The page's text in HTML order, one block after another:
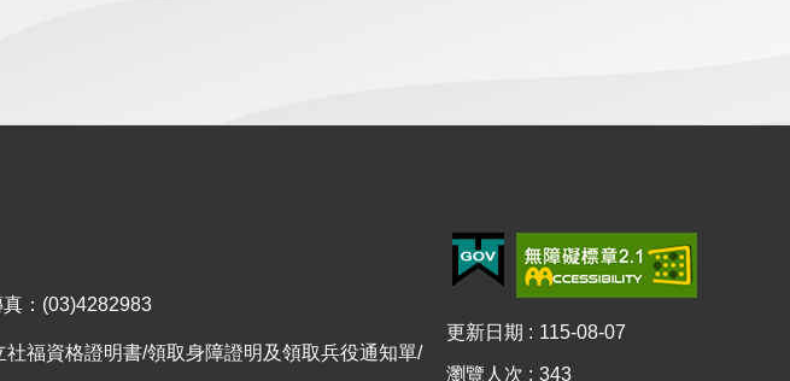
：(03)4282983
福資格證明書/領取身障證明及領取兵役通知單/
更新日期 115-08-07
瀏覽人次 343